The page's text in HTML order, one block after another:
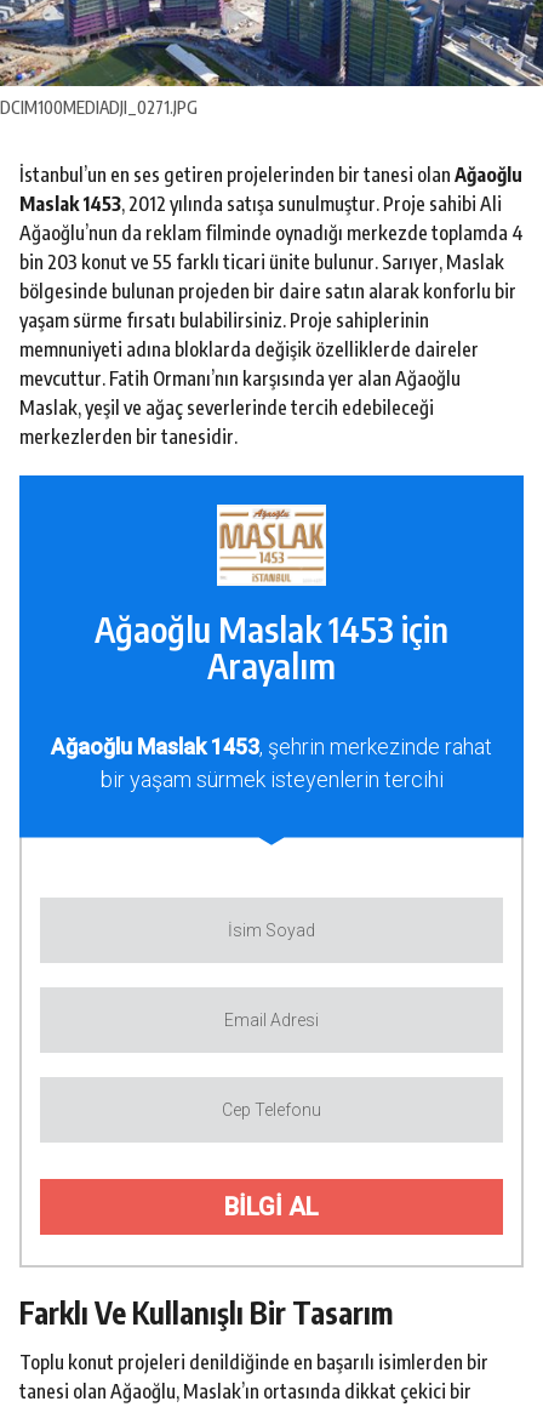
o
DCIM100MEDIADJI_0271.JPG
İstanbul’un en ses getiren projelerinden bir tanesi olan Ağaoğlu
Maslak 1453, 2012 yılında satışa sunulmuştur. Proje sahibi Ali
Ağaoğlu’nun da reklam filminde oynadığı merkezde toplamda 4
bin 203 konut ve 55 farklı ticari ünite bulunur. Sarıyer, Maslak
bölgesinde bulunan projeden bir daire satın alarak konforlu bir
yaşam sürme fırsatı bulabilirsiniz. Proje sahiplerinin
memnuniyeti adına bloklarda değişik özelliklerde daireler
mevcuttur. Fatih Ormanı’nın karşısında yer alan Ağaoğlu
Maslak, yeşil ve ağaç severlerinde tercih edebileceği
merkezlerden bir tanesidir.
Ağaoğlu Maslak 1453 için
Arayalım
Ağaoğlu Maslak 1453, şehrin merkezinde rahat
bir yaşam sürmek isteyenlerin tercihi
BİLGİ AL
Farklı Ve Kullanışlı Bir Tasarım
Toplu konut projeleri denildiğinde en başarılı isimlerden bir
tanesi olan Ağaoğlu, Maslak’ın ortasında dikkat çekici bir